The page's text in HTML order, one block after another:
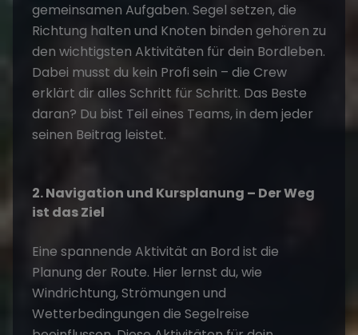
gemeinsamen Aufgaben. Segel setzen, die
Richtung halten und Knoten binden gehören zu
den wichtigsten Aktivitäten für dein Bordleben.
Dabei musst du kein Profi sein – die Crew
erklärt dir alles Schritt für Schritt. Das Beste
daran? Du bist Teil eines Teams, in dem jeder
seinen Beitrag leistet.
2. Navigation und Kursplanung – Der Weg
ist das Ziel
Eine spannende Aktivität an Bord ist die
Planung der Route. Hier lernst du, wie
Windrichtung, Strömungen und
Wetterbedingungen die Segelreise